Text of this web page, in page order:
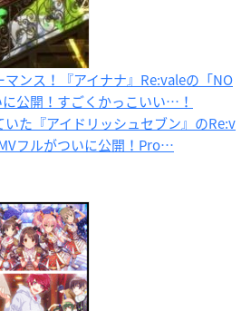
ンス！『アイナナ』Re:valeの「NO
公開！すごくかっこいい…！
た『アイドリッシュセブン』のRe:v
フルがついに公開！Pro…